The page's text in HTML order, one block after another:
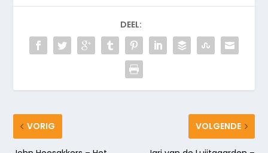
DEEL:
VORIG VOLGENDE